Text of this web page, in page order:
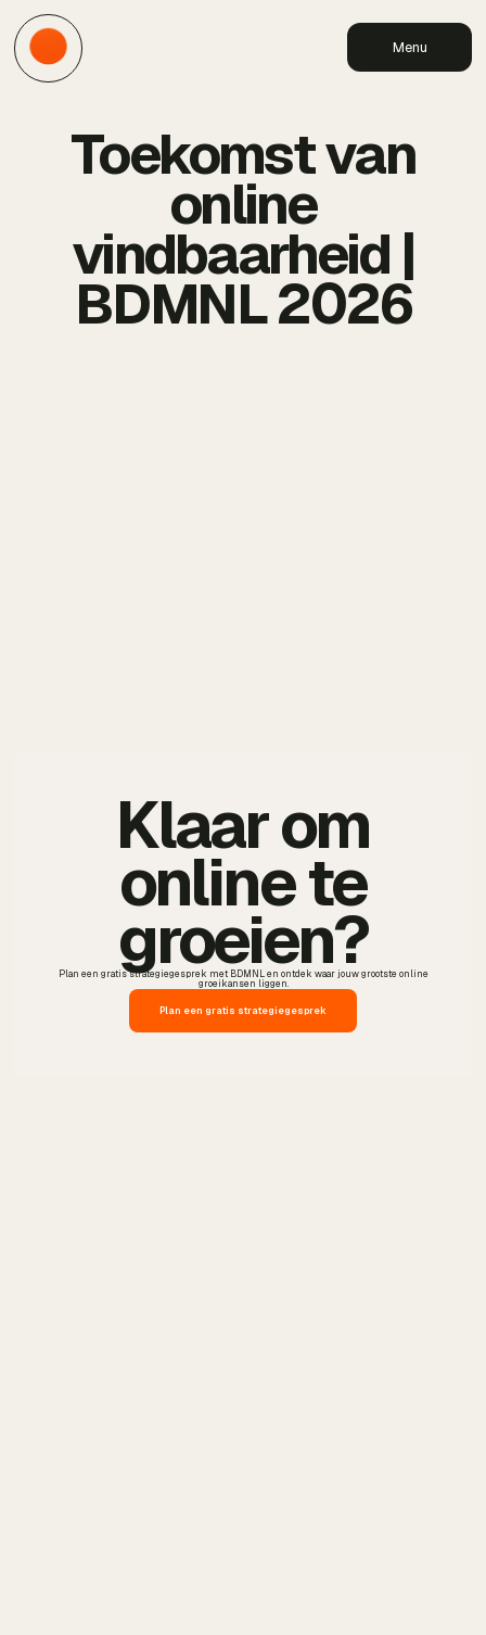
Menu
Toekomst van
online
vindbaarheid |
BDMNL 2026
Klaar om
online te
groeien?
Plan een gratis strategiegesprek met BDMNL en ontdek waar jouw grootste online
groeikansen liggen.
Plan een gratis strategiegesprek